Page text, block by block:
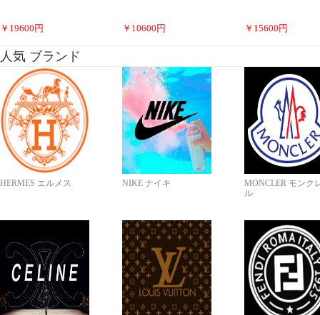
￥ 19600 円 ￥ 10600 円 ￥ 15600 円
人気 ブランド
HERMES エルメス NIKE ナイキ
MONCLER モンク
ル